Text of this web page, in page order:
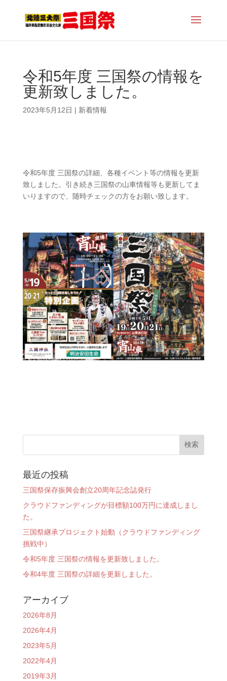
令和5年度 三国祭の情報を
更新致しました。
2023年5月12日 | 新着情報
令和5年度 三国祭の詳細、各種イベント等の情報を更新
致しました。引き続き三国祭の山車情報等も更新してま
いりますので、随時チェックの方をお願い致します。
最近の投稿
三国祭保存振興会創立20周年記念誌発行
クラウドファンディングが目標額100万円に達成しまし
た。
三国祭継承プロジェクト始動（クラウドファンディング
挑戦中）
令和5年度 三国祭の情報を更新致しました。
令和4年度 三国祭の詳細を更新しました。
アーカイブ
2026年8月
2026年4月
2023年5月
2022年4月
2019年3月